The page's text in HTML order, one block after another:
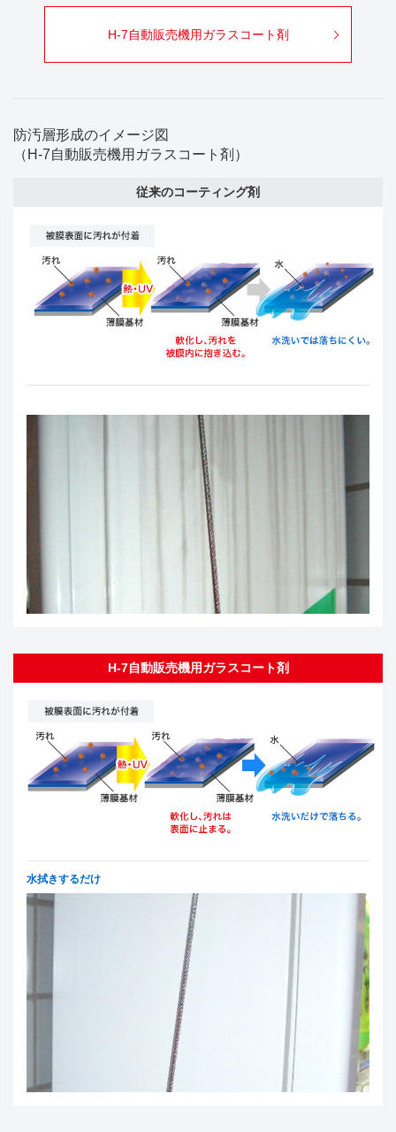
H-7自動販売機用ガラスコート剤
防汚層形成のイメージ図
（H-7自動販売機用ガラスコート剤）
従来のコーティング剤
H-7自動販売機用ガラスコート剤
水拭きするだけ